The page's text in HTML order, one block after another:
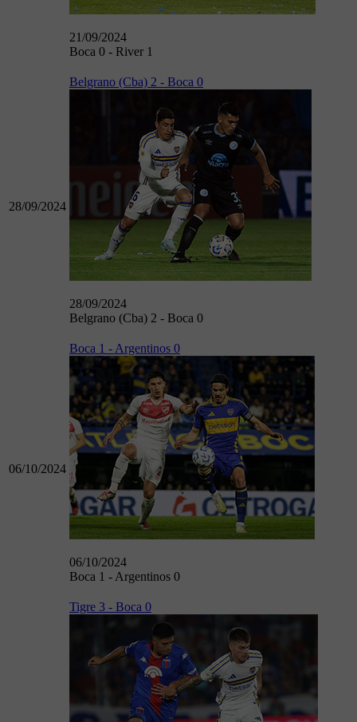
21/09/2024
Boca 0 - River 1
28/09/2024
Belgrano (Cba) 2 - Boca 0
28/09/2024
Belgrano (Cba) 2 - Boca 0
06/10/2024
Boca 1 - Argentinos 0
06/10/2024
Boca 1 - Argentinos 0
Tigre 3 - Boca 0